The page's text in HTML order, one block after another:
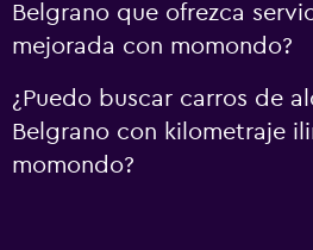
Belgrano que ofrezca
mejorada con momondo?
¿Puedo buscar carros de
Belgrano con kilometraje
momondo?